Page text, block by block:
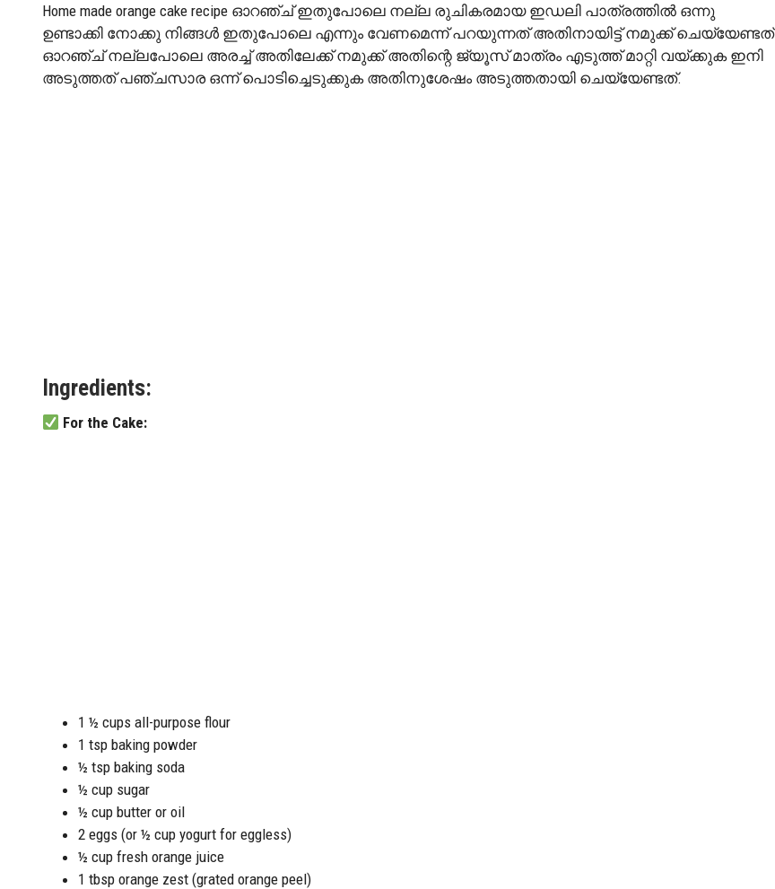
Home made orange cake recipe ഓറഞ്ച് ഇതുപോലെ നല്ല രുചികരമായ ഇഡലി പാത്രത്തിൽ ഒന്നു
ഉണ്ടാക്കി നോക്കു നിങ്ങൾ ഇതുപോലെ എന്നും വേണമെന്ന് പറയുന്നത് അതിനായിട്ട് നമുക്ക് ചെയ്യേണ്ടത്
ഓറഞ്ച് നല്ലപോലെ അരച്ച് അതിലേക്ക് നമുക്ക് അതിന്റെ ജ്യൂസ് മാത്രം എടുത്ത് മാറ്റി വയ്ക്കുക ഇനി
അടുത്തത് പഞ്ചസാര ഒന്ന് പൊടിച്ചെടുക്കുക അതിനുശേഷം അടുത്തതായി ചെയ്യേണ്ടത്.
Ingredients:
For the Cake:
1 ½ cups all-purpose flour
1 tsp baking powder
½ tsp baking soda
½ cup sugar
½ cup butter or oil
2 eggs (or ½ cup yogurt for eggless)
½ cup fresh orange juice
1 tbsp orange zest (grated orange peel)